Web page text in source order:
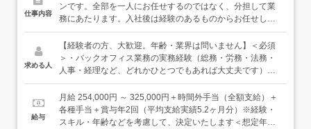
仕事内容
ンです。全部を一人にお任せするのではなく、分担して業
務にあたります。入社後は経験のあるものからお任せし、
徐々に業務範囲を広げていきます。◆具体的には…＜経営
サポート・法務＞・株主総会・取締役会の運営、外部団体
（製糖工業会等）・関連会社対応・社内規定の整備、コン
プライアンス対応＜契約・購買管理＞・契約書・事務所等
と購買管理＜補助金・新規事業サポート＞・補助金の申請
業務の補佐、事業報告＜施設・安全衛生＞・各拠点（千葉
本社・東京事務所・種子島等）のファシリティ関連・新事
求める人
【経験者の方、大歓迎。年齢・業界は問いません】＜必須
＞・バックオフィス業務の実務経験（総務・労務・法務・
人事・経理など、どれかひとつでもあれば大丈夫です）＜
歓迎／あれば活かせます＞・総務経験（規定管理、コンプ
ライアンス、契約書管理、補助金、保険、株主総会対応な
ど）・経理・会社法の知識・新規事業・補助金の申請〜事
業報告まで担った経験＜こんなタイプに向いています＞・
給与
月給 254,000円 ～ 325,000円＋時間外手当（全額支給）＋
各種手当＋賞与年2回（平均支給実績5.2ヶ月分）※経験・
スキル・年齢などを考慮して、決定いたします＜想定年収